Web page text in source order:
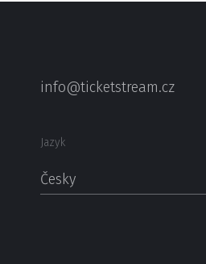
info@ticketstream.cz
Jazyk
Česky